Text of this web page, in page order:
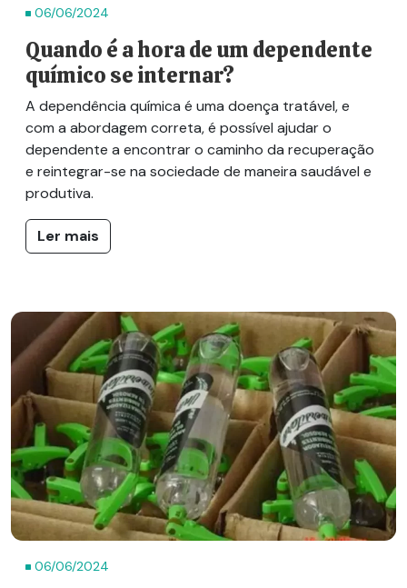
06/06/2024
Quando é a hora de um dependente
químico se internar?
A dependência química é uma doença tratável, e
com a abordagem correta, é possível ajudar o
dependente a encontrar o caminho da recuperação
e reintegrar-se na sociedade de maneira saudável e
produtiva.
Ler mais
06/06/2024